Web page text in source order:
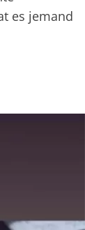
es jemand